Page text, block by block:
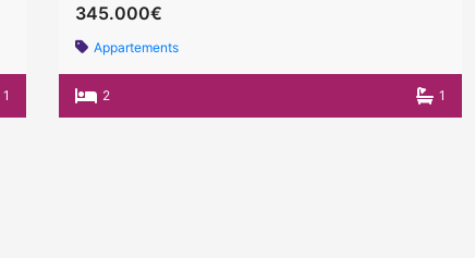
1
345.000€
Appartements
2 1